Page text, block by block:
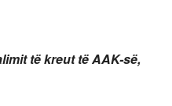
të kreut të AAK-së,